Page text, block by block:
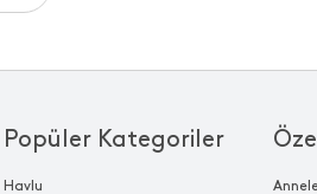
Popüler Kategoriler
Havlu